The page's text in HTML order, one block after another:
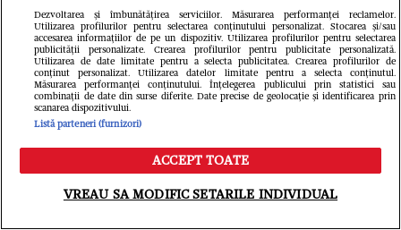
Meniu Caută
Dezvoltarea și îmbunătățirea serviciilor. Măsurarea performanței reclamelor.
Utilizarea profilurilor pentru selectarea conținutului personalizat. Stocarea și/sau
accesarea informațiilor de pe un dispozitiv. Utilizarea profilurilor pentru selectarea
publicității personalizate. Crearea profilurilor pentru publicitate personalizată.
Utilizarea de date limitate pentru a selecta publicitatea. Crearea profilurilor de
conținut personalizat. Utilizarea datelor limitate pentru a selecta conținutul.
Măsurarea performanței conținutului. Înțelegerea publicului prin statistici sau
combinații de date din surse diferite. Date precise de geolocație și identificarea prin
scanarea dispozitivului.
Listă parteneri (furnizori)
ACCEPT TOATE
VREAU SA MODIFIC SETARILE INDIVIDUAL